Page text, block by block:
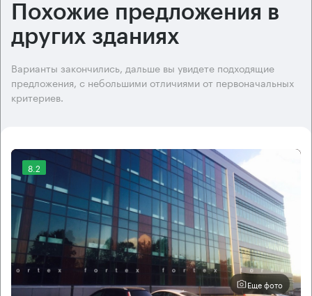
Похожие предложения в
других зданиях
Варианты закончились, дальше вы увидете подходящие
предложения, с небольшими отличиями от первоначальных
критериев.
8.2
Еще фото